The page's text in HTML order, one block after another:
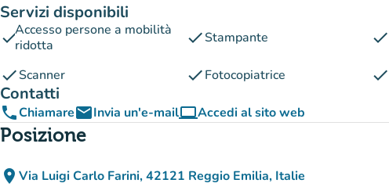
Servizi disponibili
checkAccesso persone a mobilità
ridotta
checkStampante check
checkScanner checkFotocopiatrice check
Contatti
phoneChiamareemailInvia un'e-mailcomputerAccedi al sito web
(nuova scheda)
Posizione
place Via Luigi Carlo Farini, 42121 Reggio Emilia, Italie
(apri in Google Maps)
(nuova scheda)